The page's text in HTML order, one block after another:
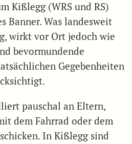
Kißlegg (WRS und RS)
Banner. Was landesweit
wirkt vor Ort jedoch wie
bevormundende
Gegebenheiten
pauschal an Eltern,
dem Fahrrad oder dem
In Kißlegg sind